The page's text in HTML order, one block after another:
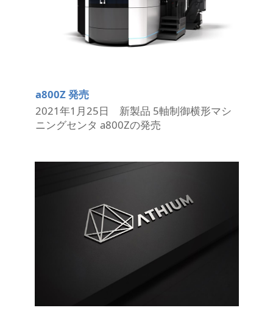
a800Z 発売
2021年1月25日 新製品 5軸制御横形マシ
ニングセンタ a800Zの発売